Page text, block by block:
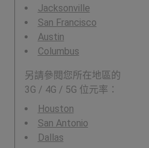
Jacksonville
San Francisco
Austin
Columbus
另請參閱您所在地區的
3G / 4G / 5G 位元率：
Houston
San Antonio
Dallas